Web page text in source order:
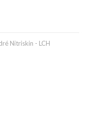
Nitriskin - LCH